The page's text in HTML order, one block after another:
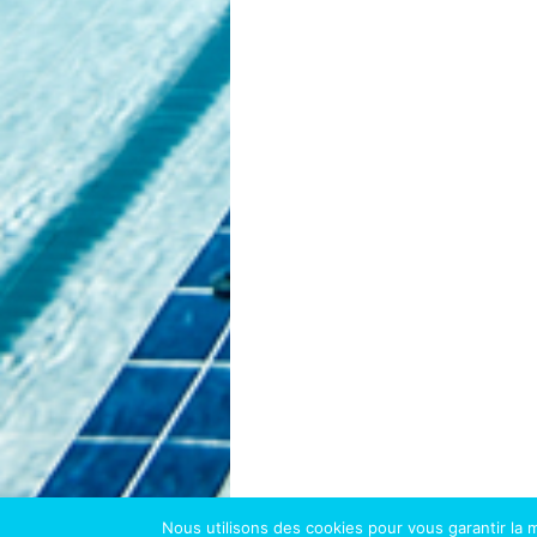
Nous utilisons des cookies pour vous garantir